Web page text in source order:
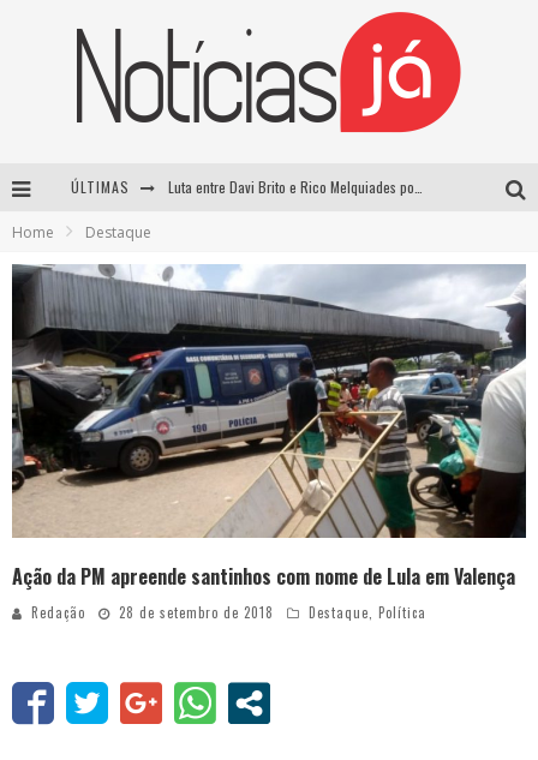
ÚLTIMAS
Influenciador é morto a tiros durante transmissão ao vivo no TikTok no México
TRE-SP forma maioria para manter Pablo Marçal inelegível até 2032
Home Destaque
Ação da PM apreende santinhos com nome de Lula em Valença
Redação 28 de setembro de 2018 Destaque, Política